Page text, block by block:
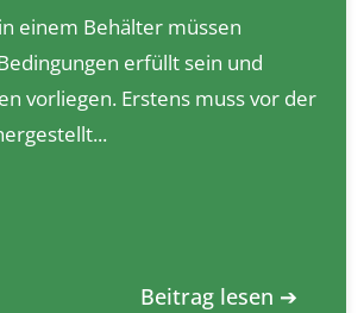
einem Behälter müssen
erfüllt sein und
vorliegen. Erstens muss vor der
Beitrag lesen ➔